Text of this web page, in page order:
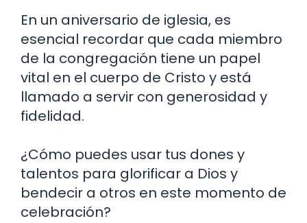
En un aniversario de iglesia, es
esencial recordar que cada miembro
de la congregación tiene un papel
vital en el cuerpo de Cristo y está
llamado a servir con generosidad y
fidelidad.
¿Cómo puedes usar tus dones y
talentos para glorificar a Dios y
bendecir a otros en este momento de
celebración?